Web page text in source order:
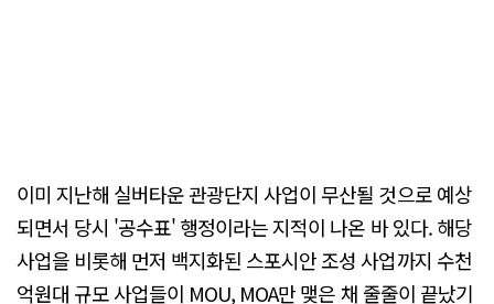
이미 지난해 실버타운 관광단지 사업이 무산될 것으로 예상
되면서 당시 '공수표' 행정이라는 지적이 나온 바 있다. 해당
사업을 비롯해 먼저 백지화된 스포시안 조성 사업까지 수천
억원대 규모 사업들이 MOU, MOA만 맺은 채 줄줄이 끝났기